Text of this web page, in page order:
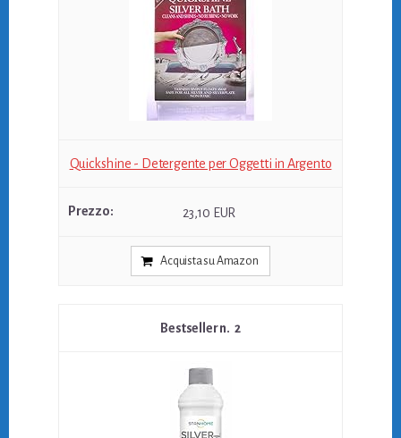
Quickshine - Detergente per Oggetti in Argento
23,10 EUR
Acquista su Amazon
2